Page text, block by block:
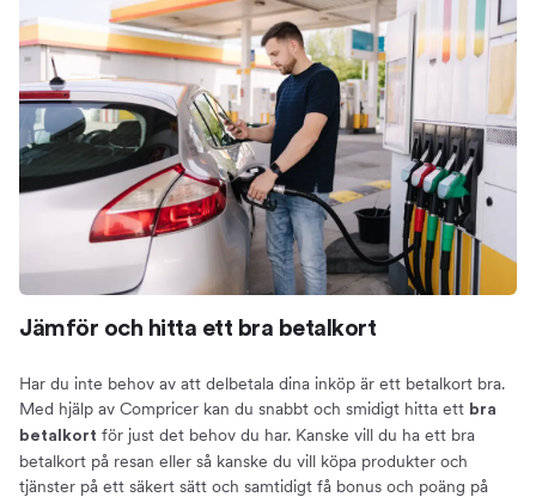
Jämför och hitta ett bra betalkort
Har du inte behov av att delbetala dina inköp är ett betalkort bra.
Med hjälp av Compricer kan du snabbt och smidigt hitta ett bra
betalkort för just det behov du har. Kanske vill du ha ett bra
betalkort på resan eller så kanske du vill köpa produkter och
tjänster på ett säkert sätt och samtidigt få bonus och poäng på